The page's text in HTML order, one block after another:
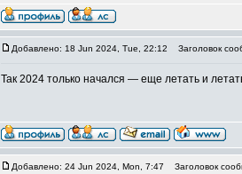
Добавлено: 18 Jun 2024, Tue, 22:12 Заголовок
Так 2024 только начался — еще летать и
Добавлено: 24 Jun 2024, Mon, 7:47 Заголовок